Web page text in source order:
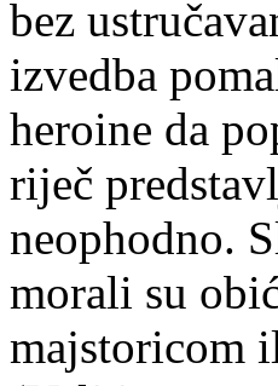
bez
izvedba
heroine da
riječ
neophodno.
morali su
majstoricom